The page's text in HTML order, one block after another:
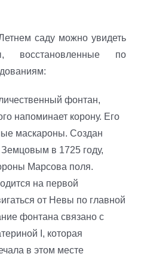
саду можно увидеть
восстановленные по
фонтан,
напоминает корону. Его
маскароны. Создан
в 1725 году,
Марсова поля.
на первой
от Невы по главной
фонтана связано с
I, которая
в этом месте